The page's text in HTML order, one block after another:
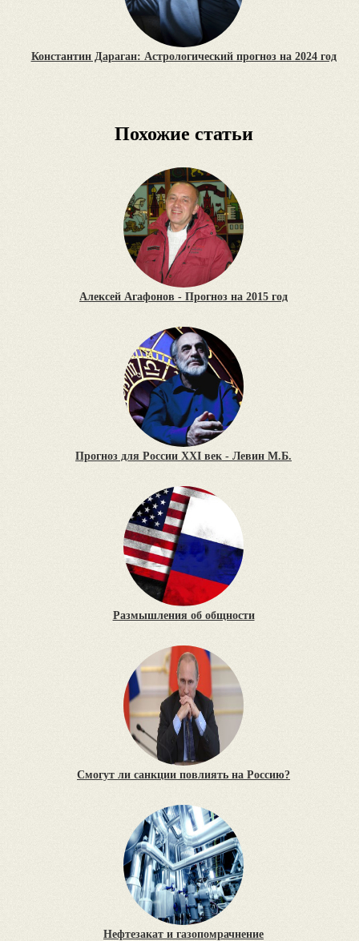
Константин Дараган: Астрологический прогноз на 2024 год
Похожие статьи
Алексей Агафонов - Прогноз на 2015 год
Прогноз для России XXI век - Левин М.Б.
Размышления об общности
Смогут ли санкции повлиять на Россию?
Нефтезакат и газопомрачнение